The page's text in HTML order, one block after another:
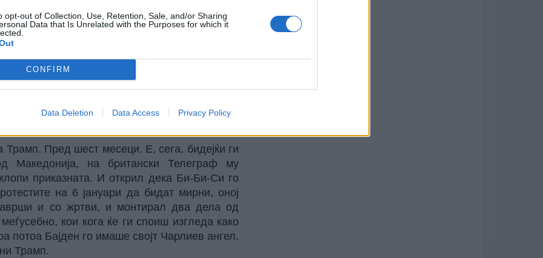
opt-out of Collection, Use, Retention, Sale, and/or Sharing
Data that Is Unrelated with the Purposes for which it
CONFIRM
Data Deletion Data Access Privacy Policy
бил поинаков. Имало само поинаква
сметавме дека е некаква си вредност. Си-
ниту прашање да му постават. „Ти си
чија ѕвезда – Купер Андерсон – секретарот
плата, 15 му се од фармацевтските
Нормално дека ќе чини. Ама не да
Трамп. Пред шест месеци. Е, сега, бидејќи ги
Македонија, на британски Телеграф му
приказната. И открил дека Би-Би-Си го
на 6 јануари да бидат мирни, оној
и со жртви, и монтирал два дела од
кои кога ќе ги споиш изгледа како
потоа Бајден го имаше својт Чарлиев ангел.
Трамп.